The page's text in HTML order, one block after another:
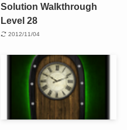
Solution Walkthrough
Level 28
2012/11/04